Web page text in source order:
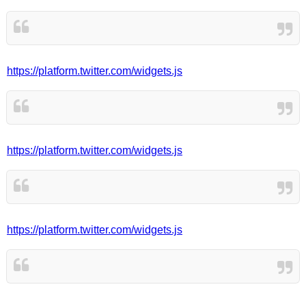
https://platform.twitter.com/widgets.js
https://platform.twitter.com/widgets.js
https://platform.twitter.com/widgets.js